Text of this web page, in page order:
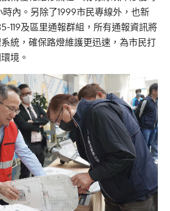
內。另除了1999市民專線外，也新
119及區里通報群組，所有通報資訊將
統，確保路燈維護更迅速，為市民打
境。